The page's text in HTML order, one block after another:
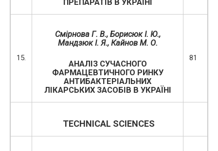
ПРЕПАРАТІВ В УКРАЇНІ
15.
Смірнова Г. В., Борисюк І. Ю.,
Мандзюк І. Я., Кайнов М. О.
АНАЛІЗ СУЧАСНОГО
ФАРМАЦЕВТИЧНОГО РИНКУ
АНТИБАКТЕРІАЛЬНИХ
ЛІКАРСЬКИХ ЗАСОБІВ В УКРАЇНІ
81
TECHNICAL SCIENCES